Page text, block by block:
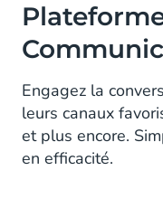
Engagez la
leurs canaux
et plus encore.
en efficacité.